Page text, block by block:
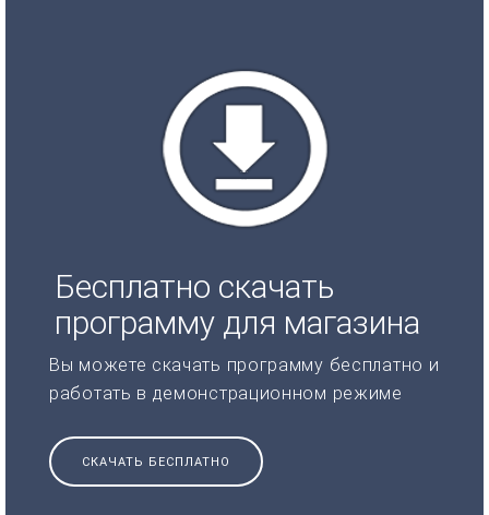
Бесплатно скачать
программу для магазина
Вы можете скачать программу бесплатно и
работать в демонстрационном режиме
СКАЧАТЬ БЕСПЛАТНО